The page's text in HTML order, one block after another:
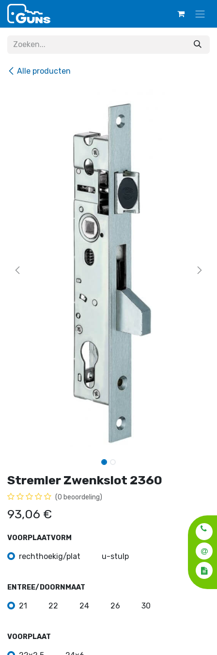
Overslaan naar inhoud
Alle producten
Stremler Zwenkslot 2360
(0 beoordeling)
93,06 €
VOORPLAATVORM
rechthoekig/plat u-stulp
ENTREE/DOORNMAAT
21 22 24 26 30
VOORPLAAT